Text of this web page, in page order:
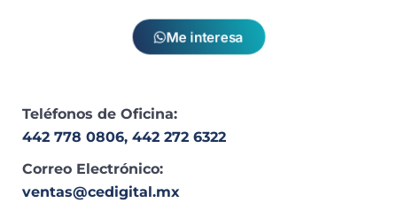
Me interesa
Teléfonos de Oficina:
442 778 0806, 442 272 6322
Correo Electrónico:
ventas@cedigital.mx